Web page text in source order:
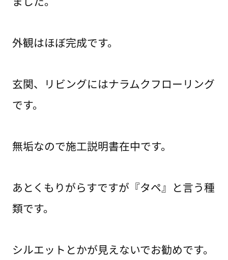
外観はほぼ完成です。
玄関、リビングにはナラムクフローリング
です。
無垢なので施工説明書在中です。
あとくもりがらすですが『タペ』と言う種
類です。
シルエットとかが見えないでお勧めです。